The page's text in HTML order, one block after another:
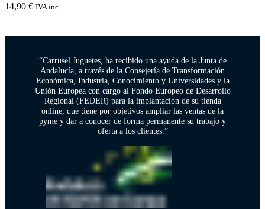
14,90 € IVA inc.
“Carrusel Juguetes, ha recibido una ayuda de la Junta de
Andalucía, a través de la Consejería de Transformación
Económica, Industria, Conocimiento y Universidades y la
Unión Europea con cargo al Fondo Europeo de Desarrollo
Regional (FEDER) para la implantación de su tienda
online, que tiene por objetivos ampliar las ventas de la
pyme y dar a conocer de forma permanente su trabajo y
oferta a los clientes.”